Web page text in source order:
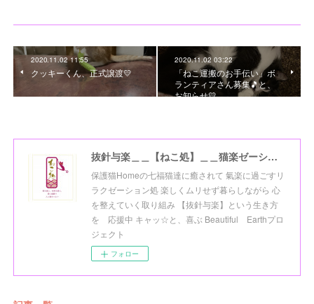
2020.11.02 11:55
クッキーくん、正式譲渡💛
2020.11.02 03:22
「ねこ運搬のお手伝い」ボ
ランティアさん募集🎵と、
お知らせ💛
抜針与楽＿＿【ねこ処】＿＿猫楽ゼーションHome☆
保護猫Homeの七福猫達に癒されて 氣楽に過ごすリ
ラクゼーション処 楽しくムリせず暮らしながら 心
を整えていく取り組み 【抜針与楽】という生き方
を 応援中 キャッ☆と、喜ぶ Beautiful Earthプロ
ジェクト
フォロー